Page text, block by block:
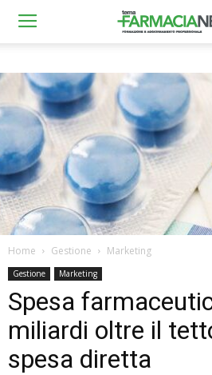
Home Gestione Marketing
Gestione Marketing
Spesa
miliardi oltre il
spesa diretta